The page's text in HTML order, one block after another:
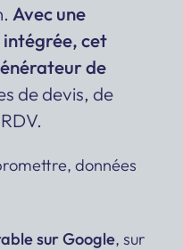
Avec une
cet
de
de devis, de
données
sur Google, sur